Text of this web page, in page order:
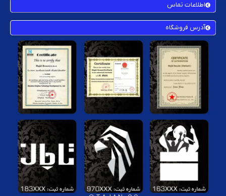
اطلاعات تماس
آدرس فروشگاه